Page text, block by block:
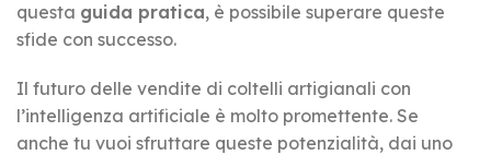
questa guida pratica, è possibile superare queste
sfide con successo.
Il futuro delle vendite di coltelli artigianali con
l’intelligenza artificiale è molto promettente. Se
anche tu vuoi sfruttare queste potenzialità, dai uno